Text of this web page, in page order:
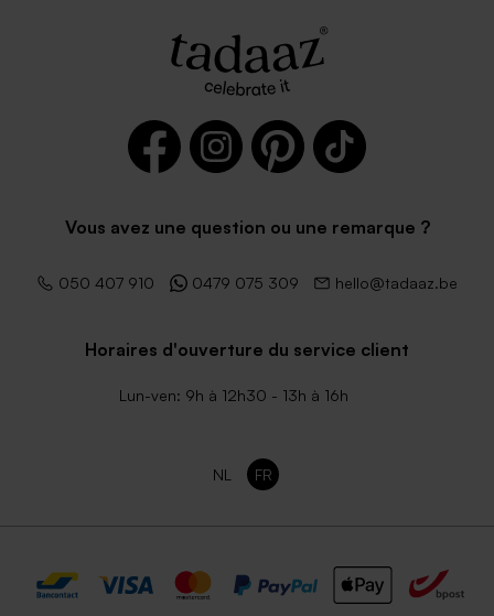
Vous avez une question ou une remarque ?
050 407 910 0479 075 309 hello@tadaaz.be
Horaires d'ouverture du service client
Lun-ven: 9h à 12h30 - 13h à 16h
NL FR